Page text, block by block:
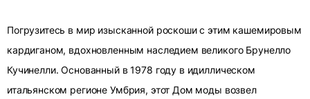
Погрузитесь в мир изысканной роскоши с этим кашемировым
кардиганом, вдохновленным наследием великого Брунелло
Кучинелли. Основанный в 1978 году в идиллическом
итальянском регионе Умбрия, этот Дом моды возвел